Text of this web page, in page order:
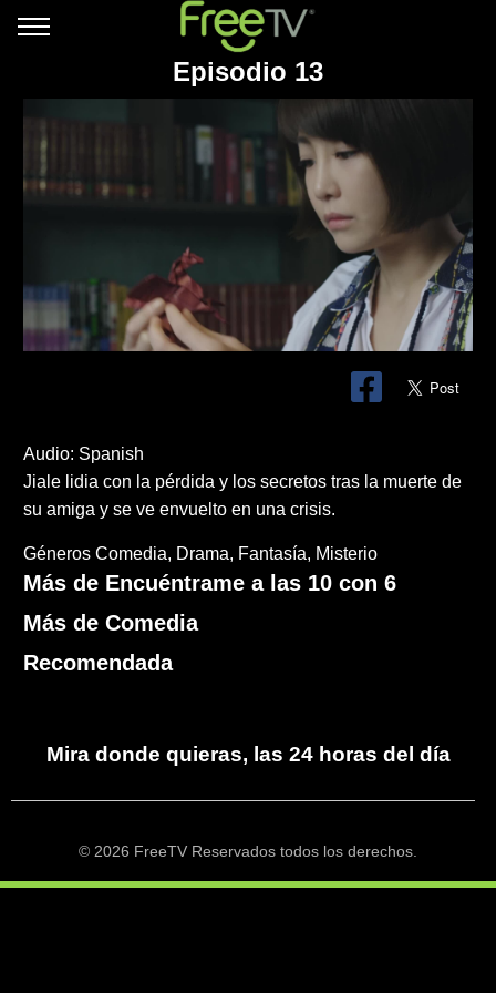
Episodio 13
Audio: Spanish
Jiale lidia con la pérdida y los secretos tras la muerte de
su amiga y se ve envuelto en una crisis.
Géneros Comedia Drama Fantasía Misterio
Más de Encuéntrame a las 10 con 6
Más de Comedia
Recomendada
Mira donde quieras, las 24 horas del día
© 2026 FreeTV Reservados todos los derechos.